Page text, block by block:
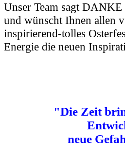
Unser Team sagt
und wünscht Ihnen allen
inspirierend-tolles
Energie die neuen
"Die Zeit
neue